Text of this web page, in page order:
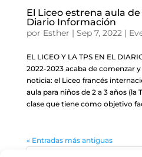
El Liceo estrena aula de
Diario Información
por Esther | Sep 7, 2022|
EL LICEO Y LA TPS EN EL
2022-2023 acaba de comenzar
noticia: el Liceo francés
aula para niños de 2 a 3 años
clase que tiene como objetivo
« Entradas más antiguas